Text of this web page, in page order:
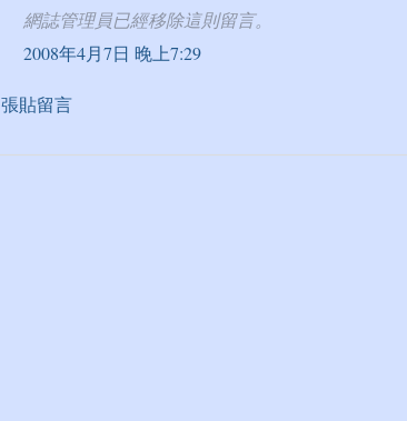
網誌管理員已經移除這則留言。
2008年4月7日 晚上7:29
張貼留言